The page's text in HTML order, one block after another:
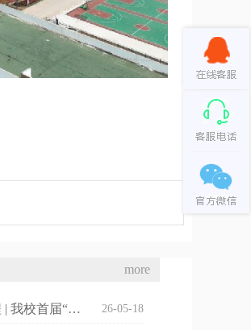
more
以书香润校园，以阅读启新程 | 我校首届“书香光科·阅见成长”主题活动正式启动 26-05-18